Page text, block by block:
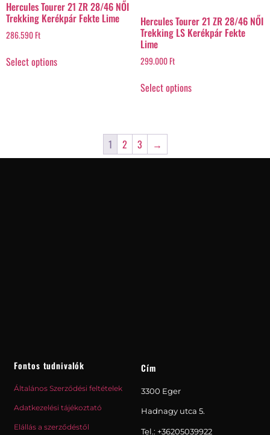
Hercules Tourer 21 ZR 28/46 NŐI
Trekking Kerékpár Fekte Lime
286.590Ft
Select options
Hercules Tourer 21 ZR 28/46 NŐI
Trekking LS Kerékpár Fekte
Lime
299.000Ft
Select options
1 2 3 →
Fontos tudnivalók
Általános Szerződési feltételek
Adatkezelési tájékoztató
Elállás a szerződéstől
Cím
3300 Eger
Hadnagy utca 5.
Tel.: +36205039922